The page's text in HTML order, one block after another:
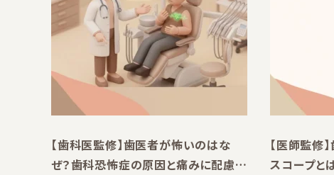
【歯科医監修】歯医者が怖いのはな
ぜ？歯科恐怖症の原因と痛みに配慮し
【医師監修
スコープと